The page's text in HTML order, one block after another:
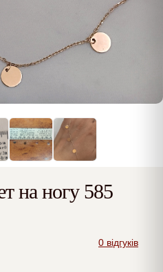
на ногу 585
0 відгуків